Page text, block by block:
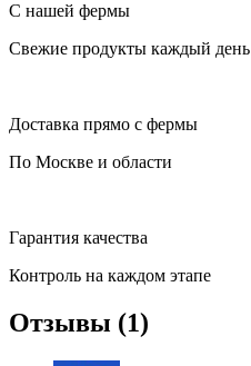
С нашей фермы
Свежие продукты каждый день
Доставка прямо с фермы
По Москве и области
Гарантия качества
Контроль на каждом этапе
Отзывы (1)